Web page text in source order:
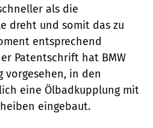
als die
dreht und somit das zu
entsprechend
Patentschrift hat BMW
vorgesehen, in den
eine Ölbadkupplung mit
eingebaut.